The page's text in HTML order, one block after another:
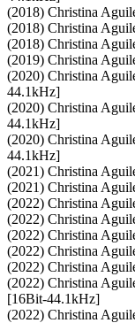
(2018) Christina
(2018) Christina
(2018) Christina
(2019) Christina
(2020) Christina
44.1kHz]
(2020) Christina
44.1kHz]
(2020) Christina
44.1kHz]
(2021) Christina
(2021) Christina
(2022) Christina
(2022) Christina
(2022) Christina
(2022) Christina
(2022) Christina
(2022) Christina
[16Bit-44.1kHz]
(2022) Christina